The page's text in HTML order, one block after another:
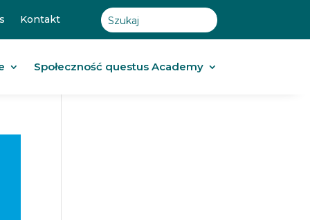
Kontakt
Społeczność questus Academy